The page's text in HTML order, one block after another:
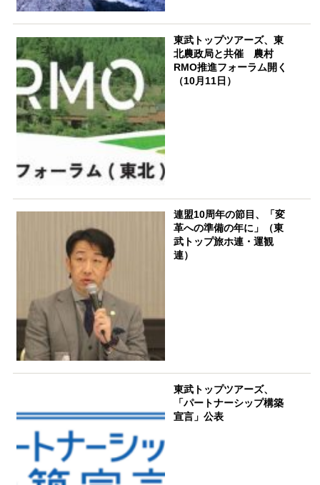
東武トップツアーズ、東
北農政局と共催 農村
RMO推進フォーラム開く
（10月11日）
連盟10周年の節目、「変
革への準備の年に」（東
武トップ旅ホ連・運観
連）
東武トップツアーズ、
「パートナーシップ構築
宣言」公表